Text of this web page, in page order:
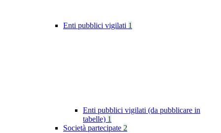
Enti pubblici vigilati 1
Enti pubblici vigilati (da pubblicare in
tabelle) 1
Società partecipate 2